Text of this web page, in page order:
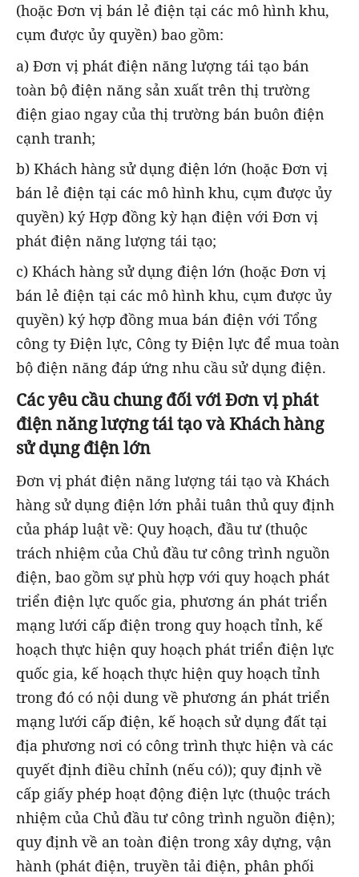
(hoặc Đơn vị bán lẻ điện tại các mô hình khu,
cụm được ủy quyền) bao gồm:
a) Đơn vị phát điện năng lượng tái tạo bán
toàn bộ điện năng sản xuất trên thị trường
điện giao ngay của thị trường bán buôn điện
cạnh tranh;
b) Khách hàng sử dụng điện lớn (hoặc Đơn vị
bán lẻ điện tại các mô hình khu, cụm được ủy
quyền) ký Hợp đồng kỳ hạn điện với Đơn vị
phát điện năng lượng tái tạo;
c) Khách hàng sử dụng điện lớn (hoặc Đơn vị
bán lẻ điện tại các mô hình khu, cụm được ủy
quyền) ký hợp đồng mua bán điện với Tổng
công ty Điện lực, Công ty Điện lực để mua toàn
bộ điện năng đáp ứng nhu cầu sử dụng điện.
Các yêu cầu chung đối với Đơn vị phát
điện năng lượng tái tạo và Khách hàng
sử dụng điện lớn
Đơn vị phát điện năng lượng tái tạo và Khách
hàng sử dụng điện lớn phải tuân thủ quy định
của pháp luật về: Quy hoạch, đầu tư (thuộc
trách nhiệm của Chủ đầu tư công trình nguồn
điện, bao gồm sự phù hợp với quy hoạch phát
triển điện lực quốc gia, phương án phát triển
mạng lưới cấp điện trong quy hoạch tỉnh, kế
hoạch thực hiện quy hoạch phát triển điện lực
quốc gia, kế hoạch thực hiện quy hoạch tỉnh
trong đó có nội dung về phương án phát triển
mạng lưới cấp điện, kế hoạch sử dụng đất tại
địa phương nơi có công trình thực hiện và các
quyết định điều chỉnh (nếu có)); quy định về
cấp giấy phép hoạt động điện lực (thuộc trách
nhiệm của Chủ đầu tư công trình nguồn điện);
quy định về an toàn điện trong xây dựng, vận
hành (phát điện, truyền tải điện, phân phối